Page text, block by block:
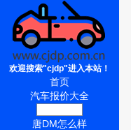
欢迎搜索"cjdp"进入本站！
首页
汽车报价大全
唐DM怎么样